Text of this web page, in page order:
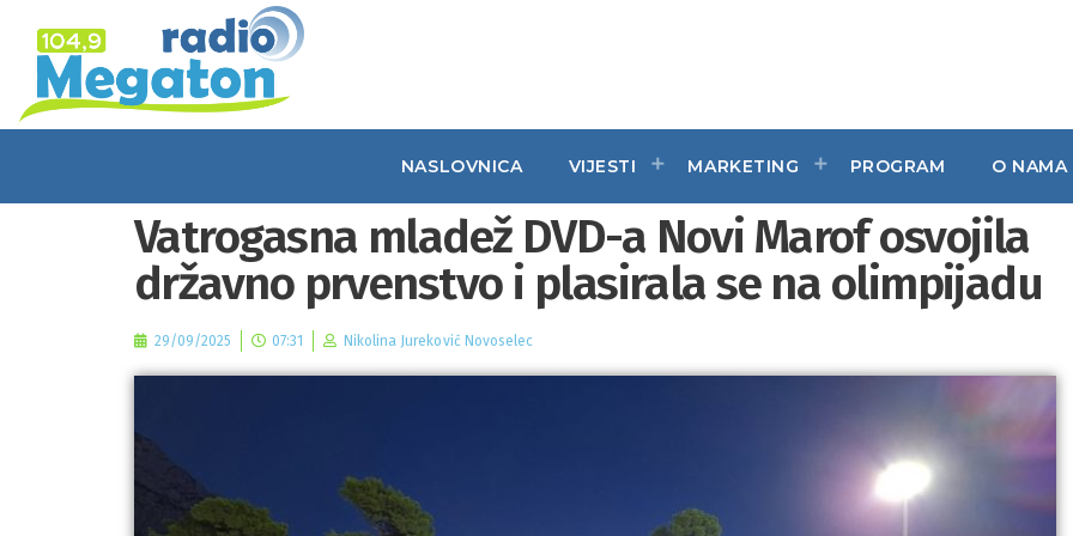
NASLOVNICA VIJESTI MARKETING PROGRAM O NAMA
Vatrogasna mladež DVD-a Novi Marof osvojila
državno prvenstvo i plasirala se na olimpijadu
29/09/2025 07:31 Nikolina Jureković Novoselec